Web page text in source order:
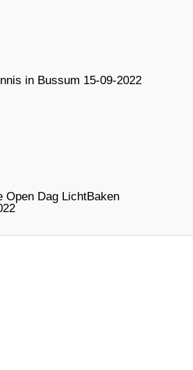
in Bussum 15-09-2022
Open Dag LichtBaken